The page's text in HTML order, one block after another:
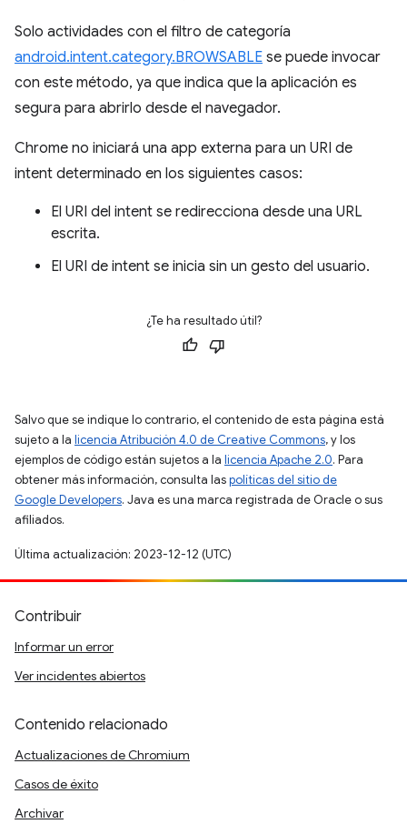
Solo actividades con el filtro de categoría
android.intent.category.BROWSABLE se puede invocar
con este método, ya que indica que la aplicación es
segura para abrirlo desde el navegador.
Chrome no iniciará una app externa para un URI de
intent determinado en los siguientes casos:
El URI del intent se redirecciona desde una URL
escrita.
El URI de intent se inicia sin un gesto del usuario.
¿Te ha resultado útil?
Salvo que se indique lo contrario, el contenido de esta página está
sujeto a la licencia Atribución 4.0 de Creative Commons, y los
ejemplos de código están sujetos a la licencia Apache 2.0. Para
obtener más información, consulta laspolíticas del sitio de
Google Developers. Java es una marca registrada de Oracle o sus
afiliados.
Última actualización: 2023-12-12 (UTC)
Contribuir
Informar un error
Ver incidentes abiertos
Contenido relacionado
Actualizaciones de Chromium
Casos de éxito
Archivar